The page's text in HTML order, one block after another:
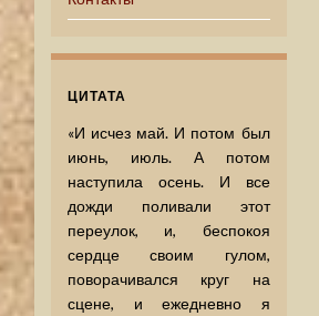
ЦИТАТА
«И исчез май. И потом был
июнь, июль. А потом
наступила осень. И все
дожди поливали этот
переулок, и, беспокоя
сердце своим гулом,
поворачивался круг на
сцене, и ежедневно я